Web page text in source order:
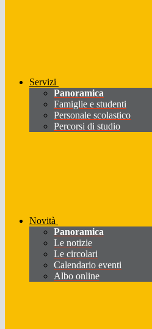
Servizi
Panoramica
Famiglie e studenti
Personale scolastico
Percorsi di studio
Novità
Panoramica
Le notizie
Le circolari
Calendario eventi
Albo online